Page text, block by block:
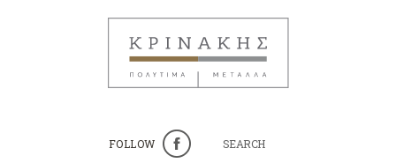
FOLLOW SEARCH